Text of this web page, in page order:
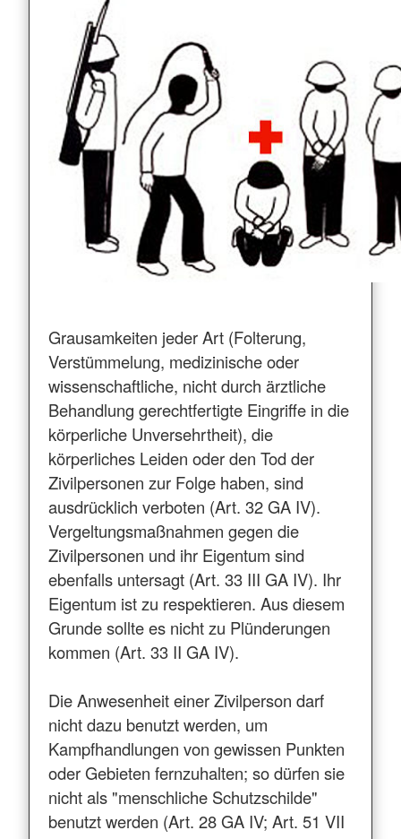
Grausamkeiten jeder Art (Folterung,
Verstümmelung, medizinische oder
wissenschaftliche, nicht durch ärztliche
Behandlung gerechtfertigte Eingriffe in die
körperliche Unversehrtheit), die
körperliches Leiden oder den Tod der
Zivilpersonen zur Folge haben, sind
ausdrücklich verboten (Art. 32 GA IV).
Vergeltungsmaßnahmen gegen die
Zivilpersonen und ihr Eigentum sind
ebenfalls untersagt (Art. 33 III GA IV). Ihr
Eigentum ist zu respektieren. Aus diesem
Grunde sollte es nicht zu Plünderungen
kommen (Art. 33 II GA IV).
Die Anwesenheit einer Zivilperson darf
nicht dazu benutzt werden, um
Kampfhandlungen von gewissen Punkten
oder Gebieten fernzuhalten; so dürfen sie
nicht als "menschliche Schutzschilde"
benutzt werden (Art. 28 GA IV; Art. 51 VII